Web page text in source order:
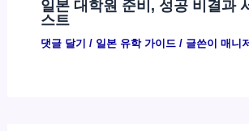
일본 대학원 준비, 성공 비결과
스트
댓글 달기 / 일본 유학 가이드/ 글쓴이 매니